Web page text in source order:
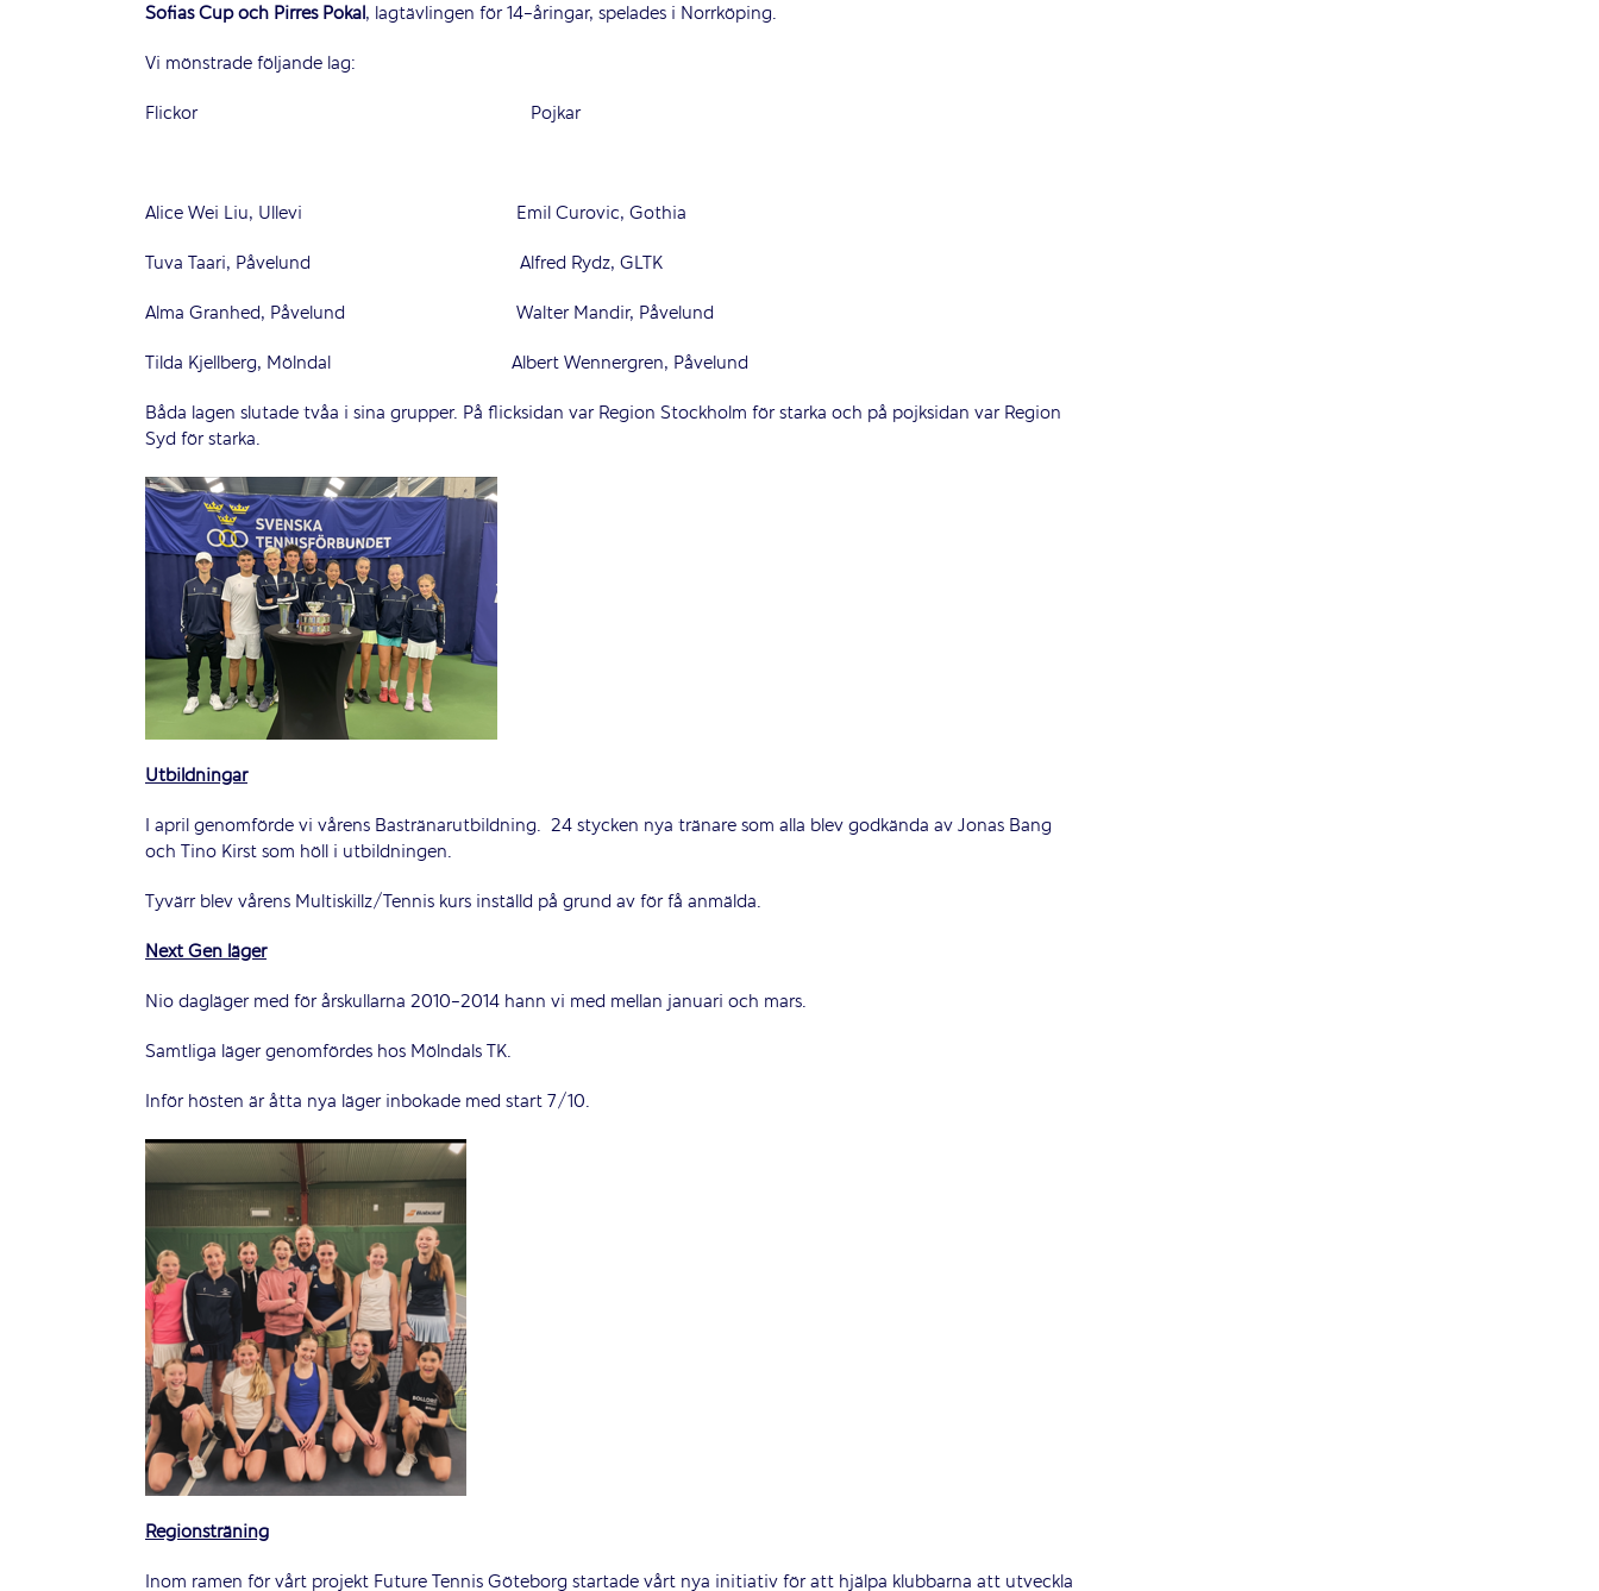
Sofias Cup och Pirres Pokal, lagtävlingen för 14-åringar, spelades i Norrköping.
Vi mönstrade följande lag:
Flickor Pojkar
Alice Wei Liu, Ullevi Emil Curovic, Gothia
Tuva Taari, Påvelund Alfred Rydz, GLTK
Alma Granhed, Påvelund Walter Mandir, Påvelund
Tilda Kjellberg, Mölndal Albert Wennergren, Påvelund
Båda lagen slutade tvåa i sina grupper. På flicksidan var Region Stockholm för starka och på pojksidan var Region
Syd för starka.
Utbildningar
I april genomförde vi vårens Bastränarutbildning. 24 stycken nya tränare som alla blev godkända av Jonas Bang
och Tino Kirst som höll i utbildningen.
Tyvärr blev vårens Multiskillz/Tennis kurs inställd på grund av för få anmälda.
Next Gen läger
Nio dagläger med för årskullarna 2010-2014 hann vi med mellan januari och mars.
Samtliga läger genomfördes hos Mölndals TK.
Inför hösten är åtta nya läger inbokade med start 7/10.
Regionsträning
Inom ramen för vårt projekt Future Tennis Göteborg startade vårt nya initiativ för att hjälpa klubbarna att utveckla